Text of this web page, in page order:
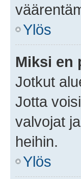
Ylös
Miksi en
Jotkut
Jotta
valvojat
heihin.
Ylös